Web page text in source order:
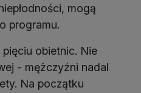
mogą
programu.
obietnic. Nie
- mężczyźni nadal
Na początku